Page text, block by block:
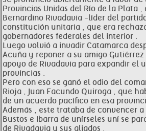
Provincias Unidas del Río de la Plata ,
Bernardino Rivadavia -líder del
constitución unitaria , que era
gobernadores federales del interior .
Luego volvió a invadir Catamarca
Acuña y reponer a su amigo
apoyo de Rivadavia para expandir el
provincias .
Pero con eso se ganó el odio del
Rioja , Juan Facundo Quiroga , que
de un acuerdo pacífico en esa
Además , este trataba de convencer a
Bustos e Ibarra de unírseles uní se
de Rivadavia y sus aliados .